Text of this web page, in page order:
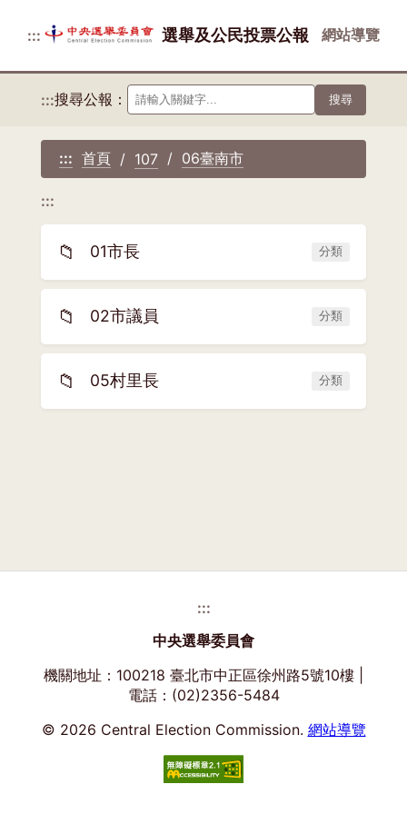
::: 選舉及公民投票公報 網站導覽
:::搜尋公報： 搜尋
::: 首頁 107 06臺南市
:::
📁 01市長 分類
📁 02市議員 分類
📁 05村里長 分類
:::
中央選舉委員會
機關地址：100218 臺北市中正區徐州路5號10樓 |
電話：(02)2356-5484
© 2026 Central Election Commission. 網站導覽